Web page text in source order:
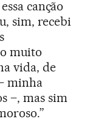
canção
sim, recebi
muito
vida, de
minha
–, mas sim